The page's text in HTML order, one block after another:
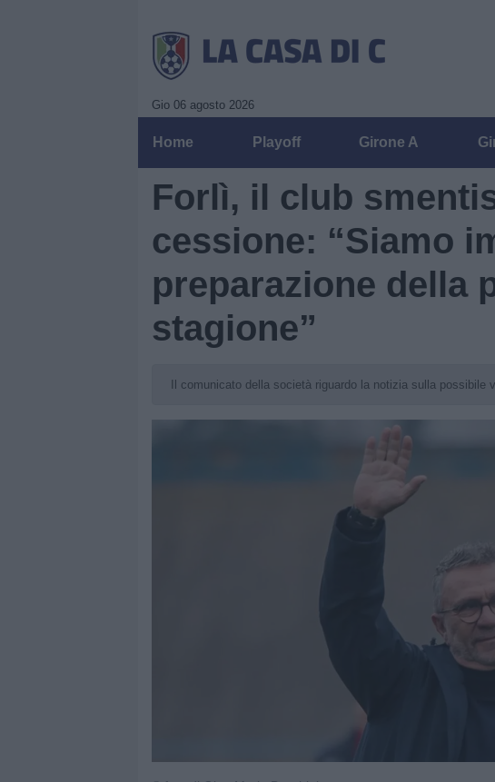
Gio 06 agosto 2026
Home Playoff Girone A
Forlì, il club
cessione: “Siamo
preparazione della
stagione”
Il comunicato della società riguardo la notizia sulla possibile